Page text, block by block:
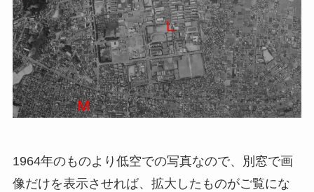
1964年のものより低空での写真なので、別窓で画
像だけを表示させれば、拡大したものがご覧にな